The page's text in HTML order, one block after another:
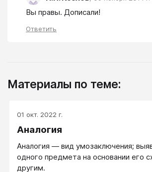
Вы правы. Дописали!
Ответить
Материалы по теме:
01 окт. 2022 г.
Аналогия
Аналогия — вид умозаключения;
одного предмета на основании его
другим.